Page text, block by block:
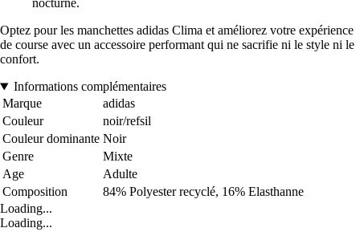
nocturne.
Optez pour les manchettes adidas Clima et améliorez votre expérience
de course avec un accessoire performant qui ne sacrifie ni le style ni le
confort.
Informations complémentaires
Marque
adidas
Couleur
noir/refsil
Couleur dominante Noir
Genre
Mixte
Age
Adulte
Composition
84% Polyester recyclé, 16% Elasthanne
Loading...
Loading...